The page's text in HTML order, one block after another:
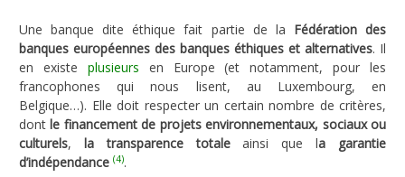
Une banque dite éthique fait partie de la Fédération des
banques européennes des banques éthiques et alternatives. Il
en existe plusieurs en Europe (et notamment, pour les
francophones qui nous lisent, au Luxembourg, en
Belgique…). Elle doit respecter un certain nombre de critères,
dontle financement de projets environnementaux, sociaux ou
culturels, la transparence totaleainsi que la garantie
d’indépendance (4).